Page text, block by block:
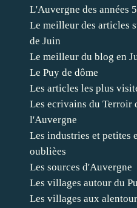
L'Auvergne des années
Le meilleur des articles
de Juin
Le meilleur du blog en
Le Puy de dôme
Les articles les plus
Les ecrivains du Terroir
l'Auvergne
Les industries et petites
oublièes
Les sources d'Auvergne
Les villages autour du
Les villages aux